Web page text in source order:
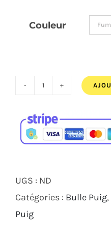
112,50€.
104,00€.
Couleur
quantité
PARE-
BRISE
UGS : ND
Catégories : Bulle Puig
Puig